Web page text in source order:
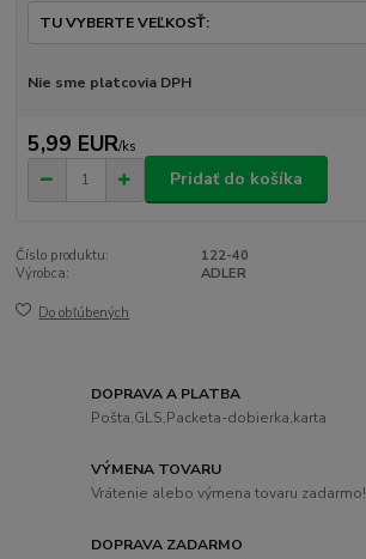
Nie sme platcovia DPH
5,99 EUR/ks
Pridať do košíka
Číslo produktu:
122-40
Výrobca:
ADLER
Do obľúbených
DOPRAVA A PLATBA
Pošta,GLS,Packeta-dobierka,karta
VÝMENA TOVARU
Vrátenie alebo výmena tovaru zadarmo!
DOPRAVA ZADARMO